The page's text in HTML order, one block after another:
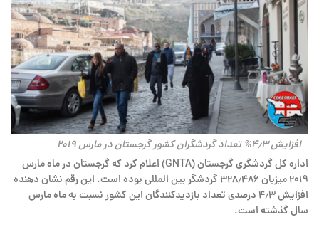
افزایش ۴٫۳% تعداد گردشگران کشور گرجستان در مارس ۲۰۱۹
اداره کل گردشگری گرجستان (GNTA) اعلام کرد که گرجستان در ماه مارس
۲۰۱۹ میزبان ۳۲۸٫۴۸۶ گردشگر بین المللی بوده است. این رقم نشان دهنده
افزایش ۴٫۳ درصدی تعداد بازدیدکنندگان این کشور نسبت به ماه مارس
سال گذشته است.